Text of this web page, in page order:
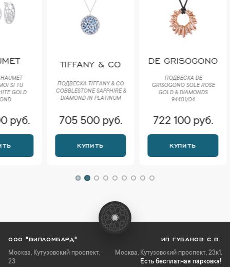
TIFFANY & CO
ПОДВЕСКА TIFFANY & CO
COBBLESTONE SAPPHIRE &
DIAMOND IN PLATINUM
705 500 руб.
DE GRISOGONO
GRISOGONO SOLE ROSE
GOLD & DIAMONDS
722 100 руб.
БРАСЛЕТ
GOLD &
705
ООО "ВИПЛОМБАРД"
Москва, Кутузовский проспект,
23
ИП ГУБАНОВ С.В.
Москва, Кутузовский проспект, 23к1,
Есть бесплатная парковка!